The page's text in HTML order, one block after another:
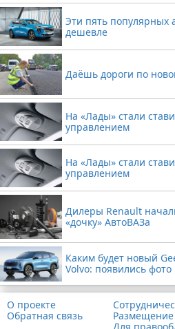
Эти пять популярных
дешевле
Даёшь дороги по
На «Лады» стали
управлением
На «Лады» стали
управлением
Дилеры Renault
«дочку» АвтоВАЗа
Каким будет новый
Volvo: появились фото
О проекте
Обратная связь